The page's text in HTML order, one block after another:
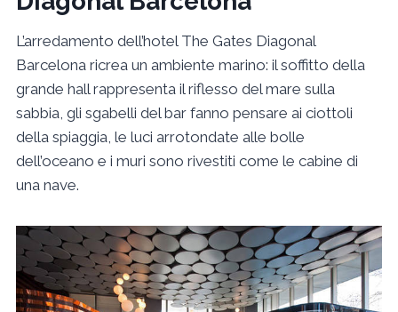
L’arredamento dell’hotel The Gates Diagonal
Barcelona ricrea un ambiente marino: il soffitto della
grande hall rappresenta il riflesso del mare sulla
sabbia, gli sgabelli del bar fanno pensare ai ciottoli
della spiaggia, le luci arrotondate alle bolle
dell’oceano e i muri sono rivestiti come le cabine di
una nave.